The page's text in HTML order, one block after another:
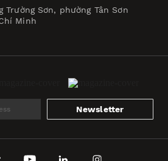
Trường Sơn, phường Tân Sơn
Minh
Newsletter